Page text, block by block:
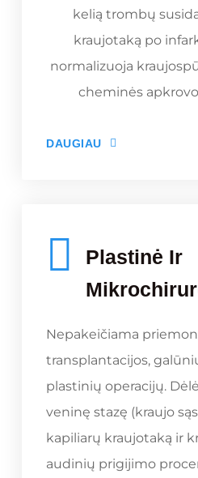
kelią trombų
kraujotaką po
normalizuoja
cheminės
DAUGIAU
Plastinė Ir
Nepakeičiama
transplantacijos,
plastinių operacijų.
veninę stazę (kraujo
kapiliarų kraujotaką ir
audinių prigijimo